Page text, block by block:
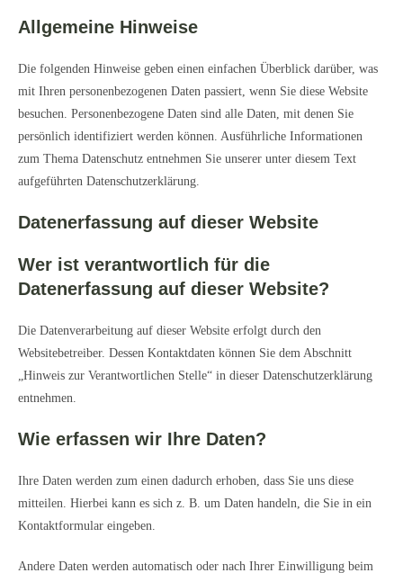
Allgemeine Hinweise
Die folgenden Hinweise geben einen einfachen Überblick darüber, was
mit Ihren personenbezogenen Daten passiert, wenn Sie diese Website
besuchen. Personenbezogene Daten sind alle Daten, mit denen Sie
persönlich identifiziert werden können. Ausführliche Informationen
zum Thema Datenschutz entnehmen Sie unserer unter diesem Text
aufgeführten Datenschutzerklärung.
Datenerfassung auf dieser Website
Wer ist verantwortlich für die
Datenerfassung auf dieser Website?
Die Datenverarbeitung auf dieser Website erfolgt durch den
Websitebetreiber. Dessen Kontaktdaten können Sie dem Abschnitt
„Hinweis zur Verantwortlichen Stelle“ in dieser Datenschutzerklärung
entnehmen.
Wie erfassen wir Ihre Daten?
Ihre Daten werden zum einen dadurch erhoben, dass Sie uns diese
mitteilen. Hierbei kann es sich z. B. um Daten handeln, die Sie in ein
Kontaktformular eingeben.
Andere Daten werden automatisch oder nach Ihrer Einwilligung beim